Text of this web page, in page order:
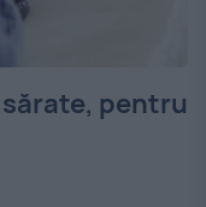
pentru